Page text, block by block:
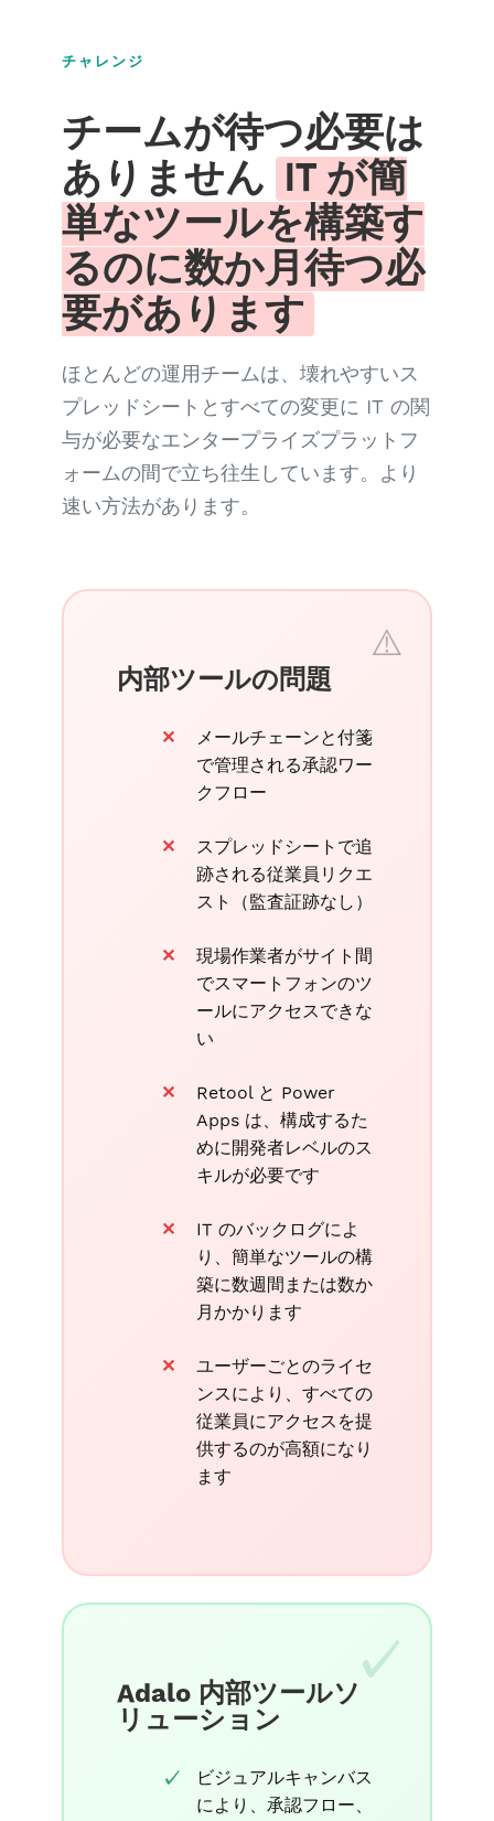
チャレンジ
チームが待つ必要は
ありません
IT が簡
単なツールを構築す
るのに数か月待つ必
要があります
ほとんどの運用チームは、壊れやすいス
プレッドシートとすべての変更に IT の関
与が必要なエンタープライズプラットフ
ォームの間で立ち往生しています。より
速い方法があります。
内部ツールの問題
メールチェーンと付箋
で管理される承認ワー
クフロー
スプレッドシートで追
跡される従業員リクエ
スト（監査証跡なし）
現場作業者がサイト間
でスマートフォンのツ
ールにアクセスできな
い
Retool と Power
Apps は、構成するた
めに開発者レベルのス
キルが必要です
IT のバックログによ
り、簡単なツールの構
築に数週間または数か
月かかります
ユーザーごとのライセ
ンスにより、すべての
従業員にアクセスを提
供するのが高額になり
ます
Adalo 内部ツールソ
リューション
ビジュアルキャンバス
により、承認フロー、